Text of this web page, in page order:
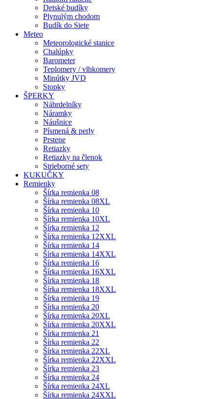
Detské budíky
Plynulým chodom
Budík do Siete
Meteo
Meteorologické stanice
Chalúpky
Barometer
Teplomery / vlhkomery
Minútky JVD
Stopky
ŠPERKY
Náhrdelníky
Náramky
Náušnice
Písmená & perly
Prstene
Retiazky
Retiazky na členok
Strieborné sety
KUKUČKY
Remienky
Šírka remienka 08
Šírka remienka 08XL
Šírka remienka 10
Šírka remienka 10XL
Šírka remienka 12
Šírka remienka 12XXL
Šírka remienka 14
Šírka remienka 14XXL
Šírka remienka 16
Šírka remienka 16XXL
Šírka remienka 18
Šírka remienka 18XXL
Šírka remienka 19
Šírka remienka 20
Šírka remienka 20XL
Šírka remienka 20XXL
Šírka remienka 21
Šírka remienka 22
Šírka remienka 22XL
Šírka remienka 22XXL
Šírka remienka 23
Šírka remienka 24
Šírka remienka 24XL
Šírka remienka 24XXL